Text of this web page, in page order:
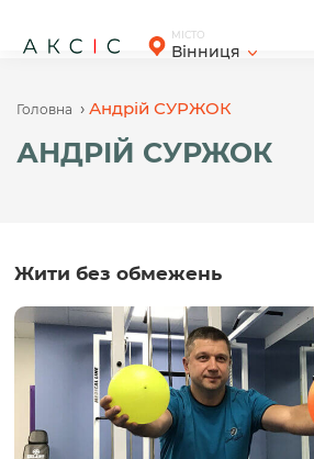
content
МІСТО
Вінниця
Головна › Андрій СУРЖОК
АНДРІЙ СУРЖОК
Жити без обмежень